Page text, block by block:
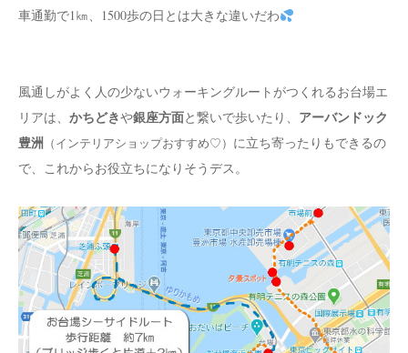
車通勤で1㎞、1500歩の日とは大きな違いだわ
風通しがよく人の少ないウォーキングルートがつくれるお台場エ
リアは、 かちどきや銀座方面と繋いで歩いたり、 アーバンドック
豊洲 （インテリアショップおすすめ♡） に立ち寄ったりもできるの
で、これからお役立ちになりそうデス。